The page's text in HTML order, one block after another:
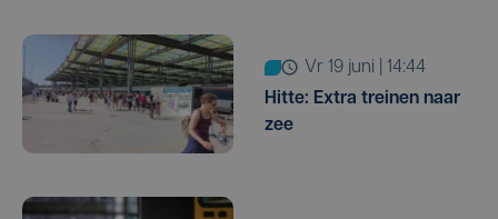
vr 19 juni | 14:44
Hitte: Extra treinen naar
zee